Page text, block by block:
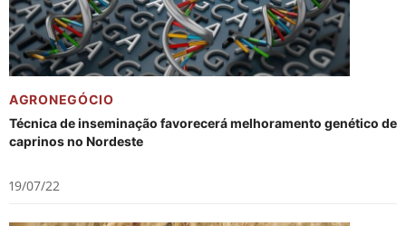
AGRONEGÓCIO
Técnica de inseminação favorecerá melhoramento genético de
caprinos no Nordeste
19/07/22